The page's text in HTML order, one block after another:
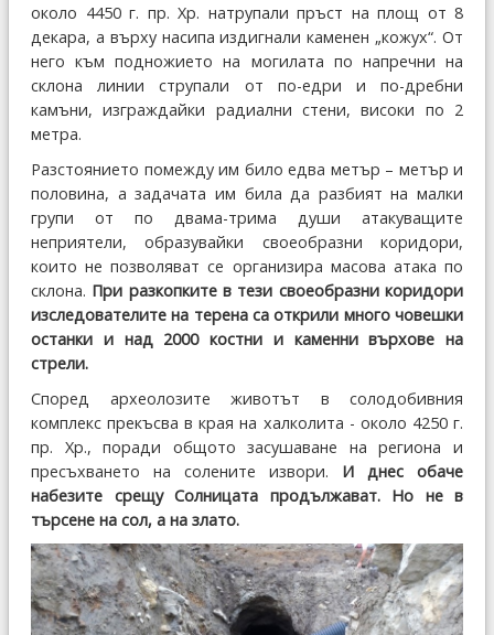
около 4450 г. пр. Хр. натрупали пръст на площ от 8
декара, а върху насипа издигнали каменен „кожух“. От
него към подножието на могилата по напречни на
склона линии струпали от по-едри и по-дребни
камъни, изграждайки радиални стени, високи по 2
метра.
Разстоянието помежду им било едва метър – метър и
половина, а задачата им била да разбият на малки
групи от по двама-трима души атакуващите
неприятели, образувайки своеобразни коридори,
които не позволяват се организира масова атака по
склона. При разкопките в тези своеобразни коридори
изследователите на терена са открили много човешки
останки и над 2000 костни и каменни върхове на
стрели.
Според археолозите животът в солодобивния
комплекс прекъсва в края на халколита - около 4250 г.
пр. Хр., поради общото засушаване на региона и
пресъхването на солените извори. И днес обаче
набезите срещу Солницата продължават. Но не в
търсене на сол, а на злато.